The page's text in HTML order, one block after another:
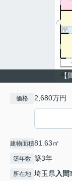
【
価格 2,680万円
建物面積81.63㎡
築年数 築3年
所在地 埼玉県入間